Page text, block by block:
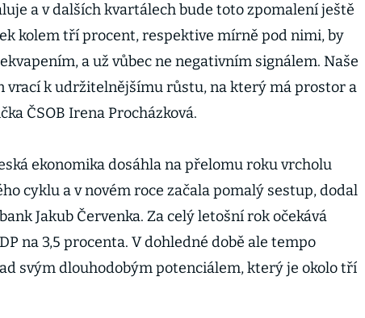
a v dalších kvartálech bude toto zpomalení ještě
kolem tří procent, respektive mírně pod nimi, by
a už vůbec ne negativním signálem. Naše
vrací k udržitelnějšímu růstu, na který má prostor a
ČSOB Irena Procházková.
ekonomika dosáhla na přelomu roku vrcholu
cyklu a v novém roce začala pomalý sestup, dodal
Jakub Červenka. Za celý letošní rok očekává
na 3,5 procenta. V dohledné době ale tempo
svým dlouhodobým potenciálem, který je okolo tří